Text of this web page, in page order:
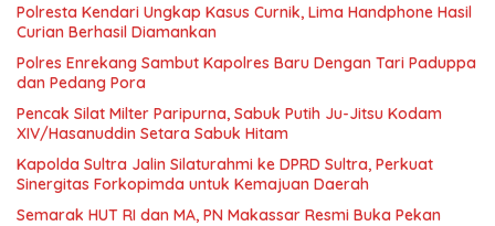
Polresta Kendari Ungkap Kasus Curnik, Lima Handphone Hasil
Curian Berhasil Diamankan
Polres Enrekang Sambut Kapolres Baru Dengan Tari Paduppa
dan Pedang Pora
Pencak Silat Milter Paripurna, Sabuk Putih Ju-Jitsu Kodam
XIV/Hasanuddin Setara Sabuk Hitam
Kapolda Sultra Jalin Silaturahmi ke DPRD Sultra, Perkuat
Sinergitas Forkopimda untuk Kemajuan Daerah
Semarak HUT RI dan MA, PN Makassar Resmi Buka Pekan